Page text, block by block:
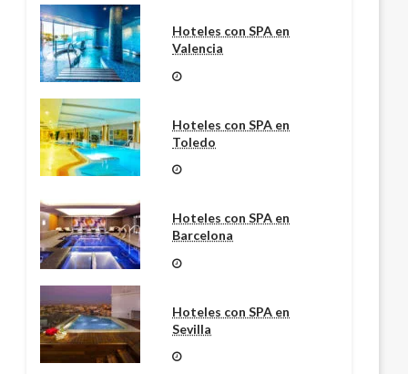
Hoteles con SPA en
Valencia
Hoteles con SPA en
Toledo
Hoteles con SPA en
Barcelona
Hoteles con SPA en
Sevilla